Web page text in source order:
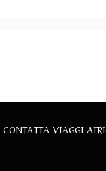
CONTATTA VIAGGI